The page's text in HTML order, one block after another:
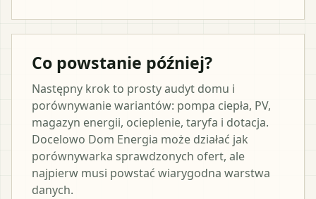
Co powstanie później?
Następny krok to prosty audyt domu i
porównywanie wariantów: pompa ciepła, PV,
magazyn energii, ocieplenie, taryfa i dotacja.
Docelowo Dom Energia może działać jak
porównywarka sprawdzonych ofert, ale
najpierw musi powstać wiarygodna warstwa
danych.